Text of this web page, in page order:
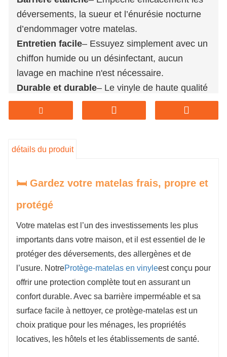
déversements, la sueur et l’énurésie nocturne
d’endommager votre matelas.
Entretien facile– Essuyez simplement avec un
chiffon humide ou un désinfectant, aucun
lavage en machine n'est nécessaire.
Durable et durable– Le vinyle de haute qualité
résiste aux déchirures, aux fissures et à une
utilisation quotidienne.
les acariens, les allergènes et les punaises de
toute sécurité aux matelas standards twin, full,
queen et king.
détails du produit
🛏️ Gardez votre matelas frais, propre et
protégé
Votre matelas est l’un des investissements les plus
importants dans votre maison, et il est essentiel de le
protéger des déversements, des allergènes et de
l’usure. NotreProtège-matelas en vinyleest conçu pour
offrir une protection complète tout en assurant un
confort durable. Avec sa barrière imperméable et sa
surface facile à nettoyer, ce protège-matelas est un
choix pratique pour les ménages, les propriétés
locatives, les hôtels et les établissements de santé.